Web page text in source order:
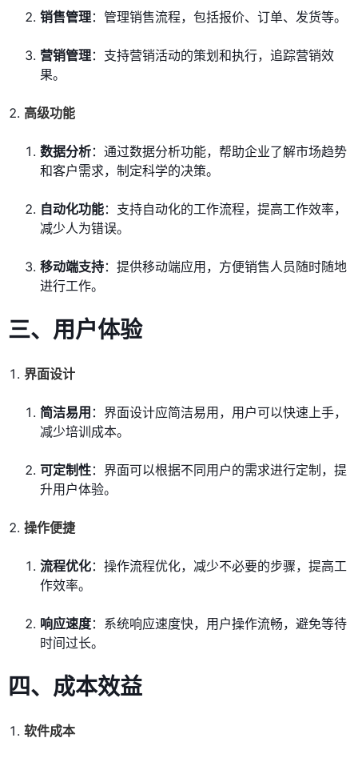
销售管理：管理销售流程，包括报价、订单、发货等。
营销管理：支持营销活动的策划和执行，追踪营销效
果。
高级功能
数据分析：通过数据分析功能，帮助企业了解市场趋势
和客户需求，制定科学的决策。
自动化功能：支持自动化的工作流程，提高工作效率，
减少人为错误。
移动端支持：提供移动端应用，方便销售人员随时随地
进行工作。
三、 用户体验
界面设计
简洁易用 ：界面设计应简洁易用，用户可以快速上手，
减少培训成本。
可定制性：界面可以根据不同用户的需求进行定制，提
升用户体验。
操作便捷
流程优化：操作流程优化，减少不必要的步骤，提高工
作效率。
响应速度：系统响应速度快，用户操作流畅，避免等待
时间过长。
四、 成本效益
软件成本